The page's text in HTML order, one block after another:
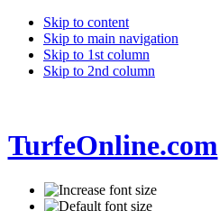
Skip to content
Skip to main navigation
Skip to 1st column
Skip to 2nd column
TurfeOnline.com